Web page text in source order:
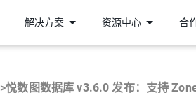
解决方案 资源中心 合
>悦数图数据库 v3.6.0 发布：支持